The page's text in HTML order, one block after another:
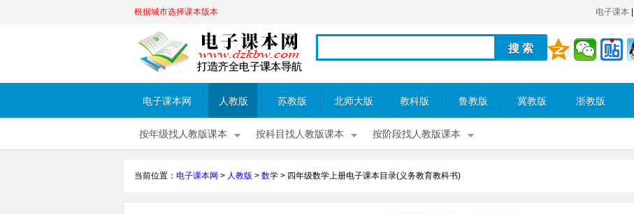
根据城市选择课本版本 电子课本
电子课本网 人教版 苏教版 北师大版 教科版 鲁教版 冀教版 浙教版
按年级找人教版课本 按科目找人教版课本 按阶段找人教版课本
当前位置： 电子课本网 > 人教版 > 数学 > 四年级数学上册电子课本目录(义务教育教科书)